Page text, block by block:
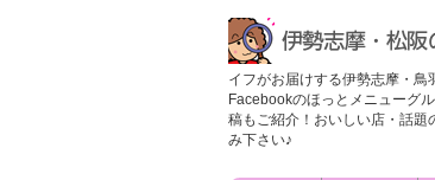
イフがお届けする伊勢志摩・鳥
Facebookのほっとメニューグ
稿もご紹介！おいしい店・話題
み下さい♪